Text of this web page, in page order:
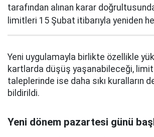
tarafından alınan karar
limitleri 15 Şubat itibarıyla yeniden
Yeni uygulamayla birlikte özellikle
kartlarda düşüş yaşanabileceği, limit
taleplerinde ise daha sıkı kuralların
bildirildi.
Yeni dönem pazartesi günü